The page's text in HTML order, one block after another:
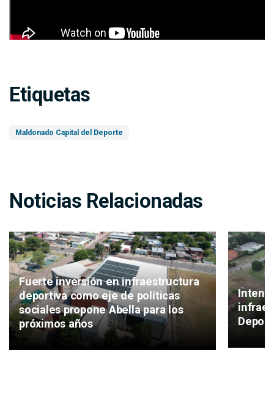
Etiquetas
Maldonado Capital del Deporte
Noticias Relacionadas
Fuerte inversión en infraestructura
deportiva como eje de políticas
sociales propone Abella para los
próximos años